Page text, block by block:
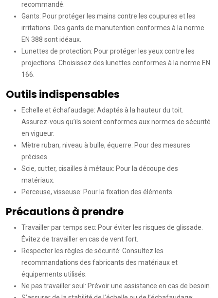
recommandé.
Gants: Pour protéger les mains contre les coupures et les
irritations. Des gants de manutention conformes à la norme
EN 388 sont idéaux.
Lunettes de protection: Pour protéger les yeux contre les
projections. Choisissez des lunettes conformes à la norme EN
166.
Outils indispensables
Echelle et échafaudage: Adaptés à la hauteur du toit.
Assurez-vous qu’ils soient conformes aux normes de sécurité
en vigueur.
Mètre ruban, niveau à bulle, équerre: Pour des mesures
précises.
Scie, cutter, cisailles à métaux: Pour la découpe des
matériaux.
Perceuse, visseuse: Pour la fixation des éléments.
Précautions à prendre
Travailler par temps sec: Pour éviter les risques de glissade.
Évitez de travailler en cas de vent fort.
Respecter les règles de sécurité: Consultez les
recommandations des fabricants des matériaux et
équipements utilisés.
Ne pas travailler seul: Prévoir une assistance en cas de besoin.